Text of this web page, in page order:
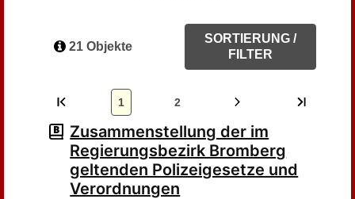
21 Objekte
SORTIERUNG /
FILTER
1 2
Zusammenstellung der im
Regierungsbezirk Bromberg
geltenden Polizeigesetze und
Verordnungen